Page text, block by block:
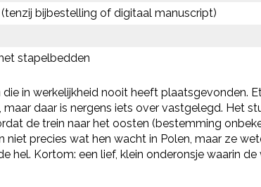
(tenzij bijbestelling of digitaal manuscript)
stapelbedden
in werkelijkheid nooit heeft plaatsgevonden.
daar is nergens iets over vastgelegd. Het
de trein naar het oosten (bestemming
precies wat hen wacht in Polen, maar ze
hel. Kortom: een lief, klein onderonsje waarin de